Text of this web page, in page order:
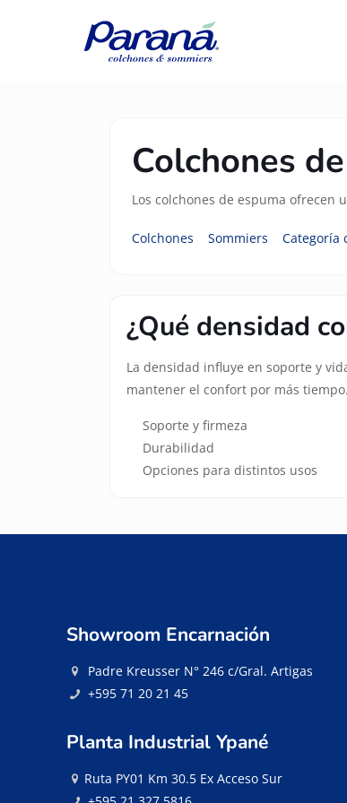
Colchones
Los colchones de espuma ofrecen
Colchones Sommiers Categoría
¿Qué densidad
La densidad influye en soporte y
mantener el confort por más tiempo.
Soporte y firmeza
Durabilidad
Opciones para distintos usos
Showroom Encarnación
Padre Kreusser N° 246 c/Gral. Artigas
+595 71 20 21 45
Planta Industrial Ypané
Ruta PY01 Km 30.5 Ex Acceso Sur